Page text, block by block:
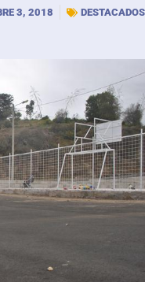
3, 2018 DESTACADOS